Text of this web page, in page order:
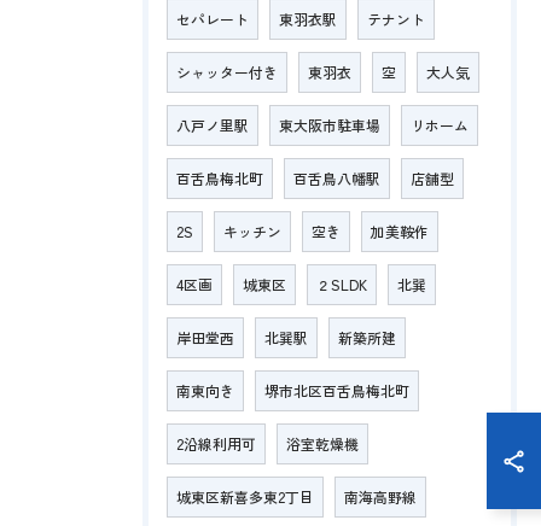
セパレート 東羽衣駅 テナント
シャッター付き 東羽衣 空 大人気
八戸ノ里駅 東大阪市駐車場 リホーム
百舌鳥梅北町 百舌鳥八幡駅 店舗型
2S キッチン 空き 加美鞍作
4区画 城東区 ２SLDK 北巽
岸田堂西 北巽駅 新築所建
南東向き 堺市北区百舌鳥梅北町
2沿線利用可 浴室乾燥機
城東区新喜多東2丁目 南海高野線